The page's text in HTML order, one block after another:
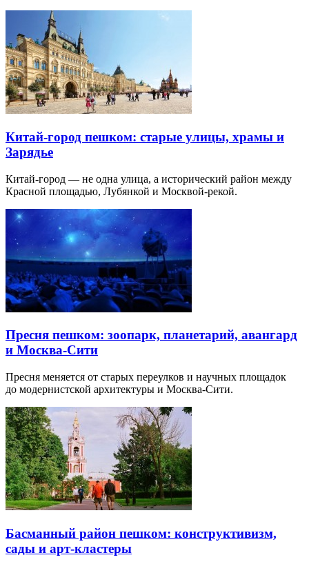
Китай-город пешком: старые улицы, храмы и
Зарядье
Китай-город — не одна улица, а исторический район между
Красной площадью, Лубянкой и Москвой-рекой.
Пресня пешком: зоопарк, планетарий, авангард
и Москва-Сити
Пресня меняется от старых переулков и научных площадок
до модернистской архитектуры и Москва-Сити.
Басманный район пешком: конструктивизм,
сады и арт-кластеры